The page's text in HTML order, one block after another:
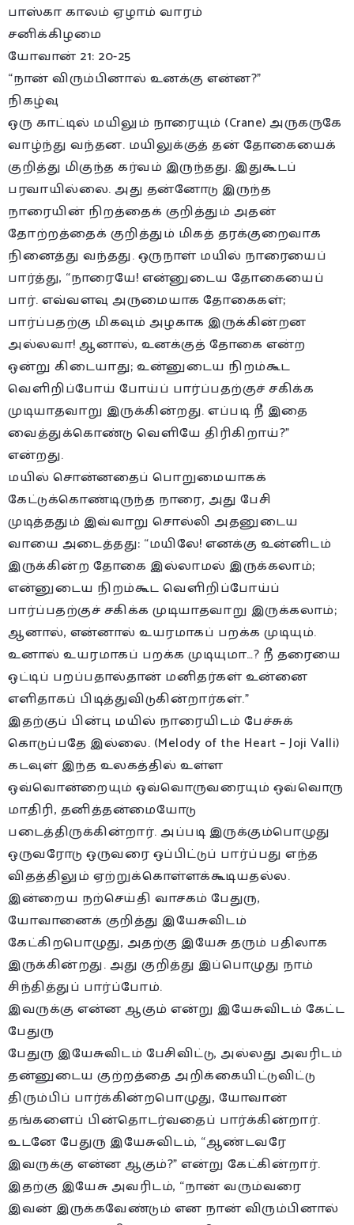
பாஸ்கா காலம் ஏழாம் வாரம்
சனிக்கிழமை
யோவான் 21: 20-25
“நான் விரும்பினால் உனக்கு என்ன?”
நிகழ்வு
ஒரு காட்டில் மயிலும் நாரையும் (Crane) அருகருகே
வாழ்ந்து வந்தன. மயிலுக்குத் தன் தோகையைக்
குறித்து மிகுந்த கர்வம் இருந்தது. இதுகூடப்
பரவாயில்லை. அது தன்னோடு இருந்த
நாரையின் நிறத்தைக் குறித்தும் அதன்
தோற்றத்தைக் குறித்தும் மிகத் தரக்குறைவாக
நினைத்து வந்தது. ஒருநாள் மயில் நாரையைப்
பார்த்து, “நாரையே! என்னுடைய தோகையைப்
பார். எவ்வளவு அருமையாக தோகைகள்;
பார்ப்பதற்கு மிகவும் அழகாக இருக்கின்றன
அல்லவா! ஆனால், உனக்குத் தோகை என்ற
ஒன்று கிடையாது; உன்னுடைய நிறம்கூட
வெளிறிப்போய் போய்ப் பார்ப்பதற்குச் சகிக்க
முடியாதவாறு இருக்கின்றது. எப்படி நீ இதை
வைத்துக்கொண்டு வெளியே திரிகிறாய்?”
என்றது.
மயில் சொன்னதைப் பொறுமையாகக்
கேட்டுக்கொண்டிருந்த நாரை, அது பேசி
முடித்ததும் இவ்வாறு சொல்லி அதனுடைய
வாயை அடைத்தது: “மயிலே! எனக்கு உன்னிடம்
இருக்கின்ற தோகை இல்லாமல் இருக்கலாம்;
என்னுடைய நிறம்கூட வெளிறிப்போய்ப்
பார்ப்பதற்குச் சகிக்க முடியாதவாறு இருக்கலாம்;
ஆனால், என்னால் உயரமாகப் பறக்க முடியும்.
உனால் உயரமாகப் பறக்க முடியுமா…? நீ தரையை
ஒட்டிப் பறப்பதால்தான் மனிதர்கள் உன்னை
எளிதாகப் பிடித்துவிடுகின்றார்கள்.”
இதற்குப் பின்பு மயில் நாரையிடம் பேச்சுக்
கொடுப்பதே இல்லை. (Melody of the Heart – Joji Valli)
கடவுள் இந்த உலகத்தில் உள்ள
ஒவ்வொன்றையும் ஒவ்வொருவரையும் ஒவ்வொரு
மாதிரி, தனித்தன்மையோடு
படைத்திருக்கின்றார். அப்படி இருக்கும்பொழுது
ஒருவரோடு ஒருவரை ஒப்பிட்டுப் பார்ப்பது எந்த
விதத்திலும் ஏற்றுக்கொள்ளக்கூடியதல்ல.
இன்றைய நற்செய்தி வாசகம் பேதுரு,
யோவானைக் குறித்து இயேசுவிடம்
கேட்கிறபொழுது, அதற்கு இயேசு தரும் பதிலாக
இருக்கின்றது. அது குறித்து இப்பொழுது நாம்
சிந்தித்துப் பார்ப்போம்.
இவருக்கு என்ன ஆகும் என்று இயேசுவிடம் கேட்ட
பேதுரு
பேதுரு இயேசுவிடம் பேசிவிட்டு, அல்லது அவரிடம்
தன்னுடைய குற்றத்தை அறிக்கையிட்டுவிட்டு
திரும்பிப் பார்க்கின்றபொழுது, யோவான்
தங்களைப் பின்தொடர்வதைப் பார்க்கின்றார்.
உடனே பேதுரு இயேசுவிடம், “ஆண்டவரே
இவருக்கு என்ன ஆகும்?” என்று கேட்கின்றார்.
இதற்கு இயேசு அவரிடம், “நான் வரும்வரை
இவன் இருக்கவேண்டும் என நான் விரும்பினால்